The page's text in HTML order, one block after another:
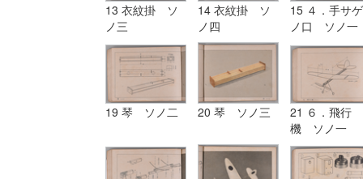
13 衣紋掛 ソ
ノ三
14 衣紋掛 ソ
ノ四
15 ４．手サゲ
ノ口 ソノ一
19 琴 ソノ二 20 琴 ソノ三
21 ６．飛行
機 ソノ一